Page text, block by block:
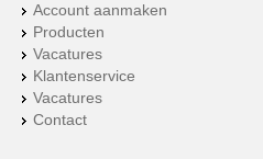
Account aanmaken
Producten
Vacatures
Klantenservice
Vacatures
Contact